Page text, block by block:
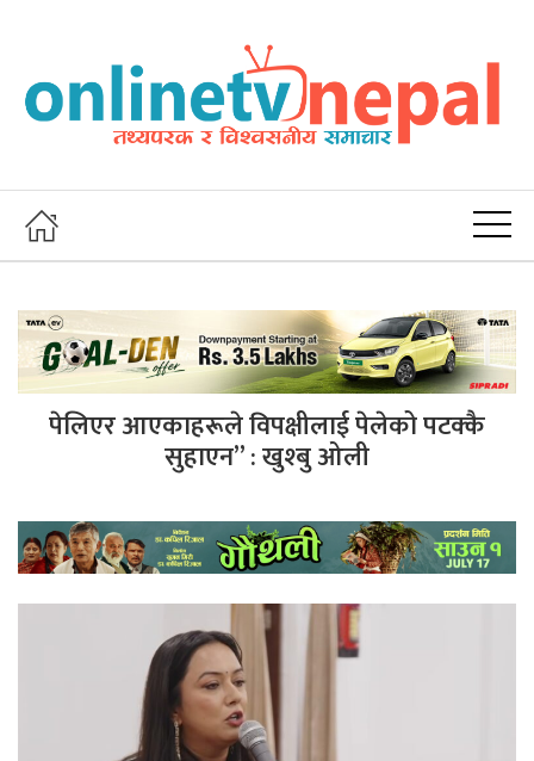
पेलिएर आएकाहरूले विपक्षीलाई पेलेको पटक्कै
सुहाएन” : खुश्बु ओली